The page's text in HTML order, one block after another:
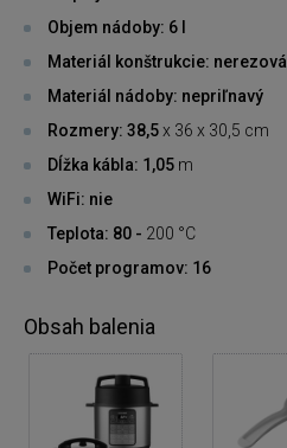
Objem nádoby: 6 l
Materiál konštrukcie: nerezová
Materiál nádoby: nepriľnavý
Rozmery: 38,5x 36 x 30,5 cm
Dĺžka kábla: 1,05 m
WiFi: nie
Teplota: 80 - 200 °C
Počet programov: 16
Obsah balenia